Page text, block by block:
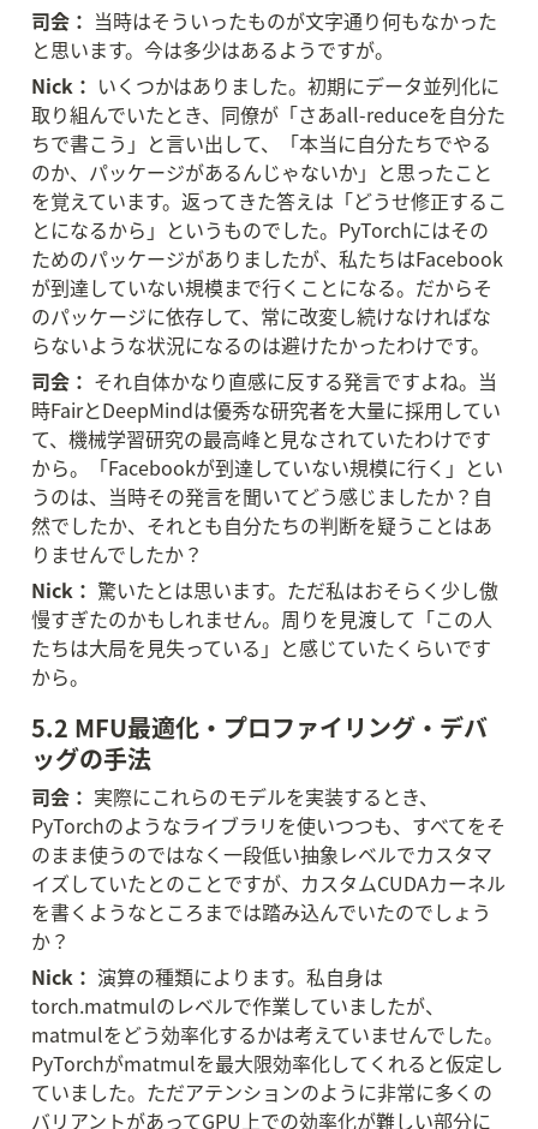
司会： 当時はそういったものが文字通り何もなかった
と思います。今は多少はあるようですが。
Nick： いくつかはありました。初期にデータ並列化に
取り組んでいたとき、同僚が「さあall-reduceを自分た
ちで書こう」と言い出して、「本当に自分たちでやる
のか、パッケージがあるんじゃないか」と思ったこと
を覚えています。返ってきた答えは「どうせ修正するこ
とになるから」というものでした。PyTorchにはその
ためのパッケージがありましたが、私たちはFacebook
が到達していない規模まで行くことになる。だからそ
のパッケージに依存して、常に改変し続けなければな
らないような状況になるのは避けたかったわけです。
司会： それ自体かなり直感に反する発言ですよね。当
時FairとDeepMindは優秀な研究者を大量に採用してい
て、機械学習研究の最高峰と見なされていたわけです
から。「Facebookが到達していない規模に行く」とい
うのは、当時その発言を聞いてどう感じましたか？自
然でしたか、それとも自分たちの判断を疑うことはあ
りませんでしたか？
Nick： 驚いたとは思います。ただ私はおそらく少し傲
慢すぎたのかもしれません。周りを見渡して「この人
たちは大局を見失っている」と感じていたくらいです
から。
5.2 MFU最適化・プロファイリング・デバ
ッグの手法
司会： 実際にこれらのモデルを実装するとき、
PyTorchのようなライブラリを使いつつも、すべてをそ
のまま使うのではなく一段低い抽象レベルでカスタマ
イズしていたとのことですが、カスタムCUDAカーネル
を書くようなところまでは踏み込んでいたのでしょう
か？
Nick： 演算の種類によります。私自身は
torch.matmulのレベルで作業していましたが、
matmulをどう効率化するかは考えていませんでした。
PyTorchがmatmulを最大限効率化してくれると仮定し
ていました。ただアテンションのように非常に多くの
バリアントがあってGPU上での効率化が難しい部分に